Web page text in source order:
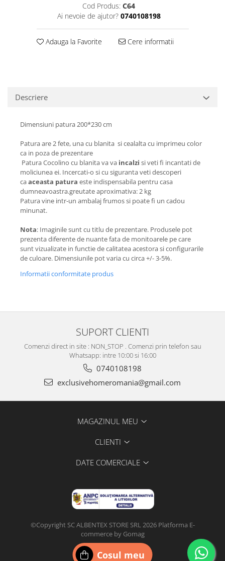
Cod Produs: C64
Ai nevoie de ajutor? 0740108198
Adauga la Favorite Cere informatii
Descriere
Dimensiuni patura 200*230 cm
Patura are 2 fete, una cu blanita si cealalta cu imprimeu color
ca in poza de prezentare
Patura Cocolino cu blanita va va incalzi si veti fi incantati de
moliciunea ei. Incercati-o si cu siguranta veti descoperi
caaceasta patura este indispensabila pentru casa
dumneavoastra.greutate aproximativa: 2 kg
Patura vine intr-un ambalaj frumos si poate fi un cadou
minunat.
Nota: Imaginile sunt cu titlu de prezentare. Produsele pot
prezenta diferente de nuante fata de monitoarele pe care
sunt vizualizate in functie de calitatea acestora si configurarile
de culoare. Dimensiunile pot varia cu circa +/- 3-5%.
Informatii conformitate produs
SUPORT CLIENTI
Comenzi direct in site : NON_STOP . Comenzi prin telefon sau
Whatsapp: intre 10:00 si 16:00
0740108198
exclusivehomeromania@gmail.com
MAGAZINUL MEU
CLIENTI
DATE COMERCIALE
©Copyright SC ALBENTEX STORE SRL 2026 Platforma E-
commerce by Gomag
Configurat deDIGICLICK
Cosul meu